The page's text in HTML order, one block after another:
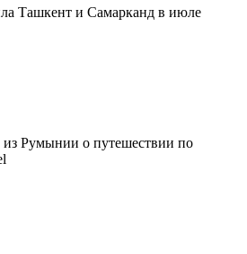
Ташкент и Самарканд в июле